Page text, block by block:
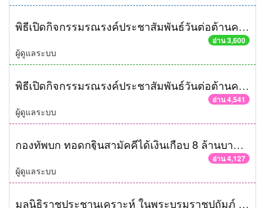
พิธีเปิดกิจกรรมรณรงค์ประชาสัมพันธ์วันต่อต้านคอร์รัปชันสากล
อ่าน 3,600
ผู้ดูแลระบบ
พิธีเปิดกิจกรรมรณรงค์ประชาสัมพันธ์วันต่อต้านคอร์รัปชันสากล
อ่าน 4,541
ผู้ดูแลระบบ
กองทัพบก ทอดกฐินสามัคคีได้เงินเกือบ 8 ล้านบาท สร้างพระอุโบสถหลังใหม่ให้กับวัดวชิรธรรมาราม จ.พระนครศรีอยุธยา
อ่าน 4,127
ผู้ดูแลระบบ
มูลนิธิราชประชานุเคราะห์ ในพระบรมราชูปถัมภ์ มอบอุปกรณ์การเรียนให้กับนักเรียนทุนพระราชทาน